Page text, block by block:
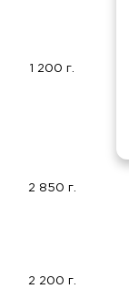
1 200 г.
2 850 г.
2 200 г.